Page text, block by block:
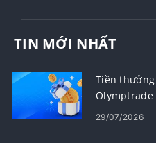
TIN MỚI NHẤT
Tiền
Olymptrade
cho các lượt
29/07/2026